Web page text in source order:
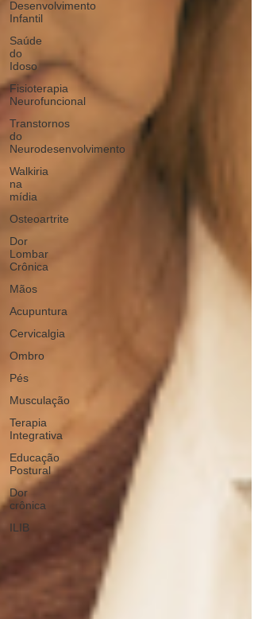
Desenvolvimento
Infantil
Saúde
do
Idoso
Fisioterapia
Neurofuncional
Transtornos
do
Neurodesenvolvimento
Walkiria
na
mídia
Osteoartrite
Dor
Lombar
Crônica
Mãos
Acupuntura
Cervicalgia
Ombro
Pés
Musculação
Terapia
Integrativa
Educação
Postural
Dor
crônica
ILIB